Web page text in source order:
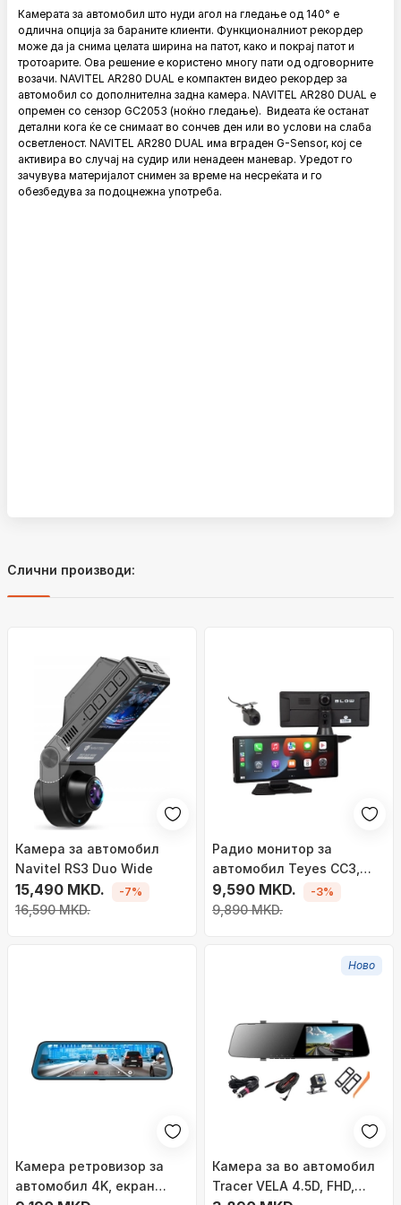
Камерата за автомобил што нуди агол на гледање од 140° е
одлична опција за бараните клиенти. Функционалниот рекордер
може да ја снима целата ширина на патот, како и покрај патот и
тротоарите. Ова решение е користено многу пати од одговорните
возачи. NAVITEL AR280 DUAL е компактен видео рекордер за
автомобил со дополнителна задна камера. NAVITEL AR280 DUAL е
опремен со сензор GC2053 (ноќно гледање). Видеата ќе останат
детални кога ќе се снимаат во сончев ден или во услови на слаба
осветленост. NAVITEL AR280 DUAL има вграден G-Sensor, кој се
активира во случај на судир или ненадеен маневар. Уредот го
зачувува материјалот снимен за време на несреќата и го
обезбедува за подоцнежна употреба.
Слични производи:
Камера за автомобил
Navitel RS3 Duo Wide
15,490 MKD.
16,590 MKD.
-7%
Радио монитор за
автомобил Teyes CC3,
10,26", Android Auto и
CarPlay, со камера за
9,590 MKD.
9,890 MKD.
-3%
Камера ретровизор за
автомобил 4K, екран
Ново
Камера за во автомобил
Tracer VELA 4.5D, FHD,